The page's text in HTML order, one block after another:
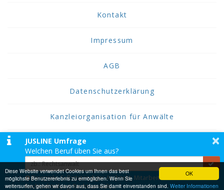
OK
Diese Website verwendet Cookies um Ihnen das best
möglichste Benutzererlebnis zu ermöglichen. Wenn Sie
weitersurfen, gehen wir davon aus, dass Sie damit einverstanden sind. Weiter Informationen
Kontakt
Impressum
AGB
Datenschutzerklärung
Kanzleiorganisation für Anwälte
JUSLINE® ist eine Marke der ADVOKAT
Unternehmensberatung Greiter & Greiter GmbH.
×
JUSLINE Umfrage
Welchen Beruf üben Sie aus?
Beispiele: Selbstständiger Architekt, Mitarbeiter einer
Rechtsabteilung, Rechtsanwalt,...